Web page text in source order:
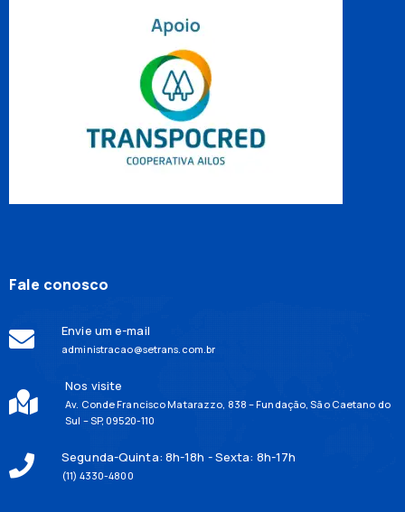
Fale conosco
Envie um e-mail
administracao@setrans.com.br
Nos visite
Av. Conde Francisco Matarazzo, 838 – Fundação, São Caetano do
Sul – SP, 09520-110
Segunda-Quinta: 8h-18h - Sexta: 8h-17h
(11) 4330-4800